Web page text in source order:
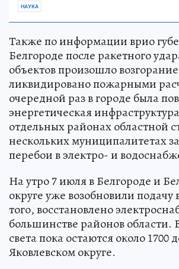
НАУКА
Также по информации врио
Белгороде после ракетного
объектов произошло
ликвидировано пожарными
очередной раз в городе была
энергетическая
отдельных районах областной
нескольких муниципалитетах
перебои в электро- и
На утро 7 июля в Белгороде и
округе уже возобновили
того, восстановлено
большинстве районов области.
света пока остаются около 1700
Яковлевском округе.